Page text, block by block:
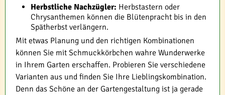
Herbstliche Nachzügler: Herbstastern oder
Chrysanthemen können die Blütenpracht bis in den
Spätherbst verlängern.
Mit etwas Planung und den richtigen Kombinationen
können Sie mit Schmuckkörbchen wahre Wunderwerke
in Ihrem Garten erschaffen. Probieren Sie verschiedene
Varianten aus und finden Sie Ihre Lieblingskombination.
Denn das Schöne an der Gartengestaltung ist ja gerade